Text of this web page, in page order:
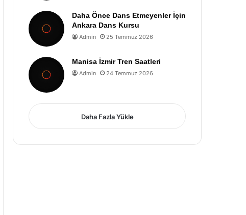
Daha Önce Dans Etmeyenler İçin
Ankara Dans Kursu
Admin 25 Temmuz 2026
Manisa İzmir Tren Saatleri
Admin 24 Temmuz 2026
Daha Fazla Yükle